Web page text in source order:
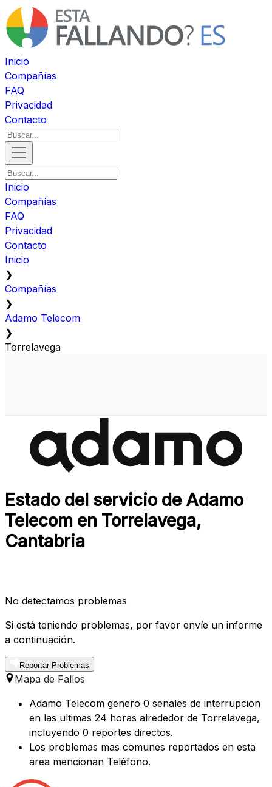
Inicio
Compañías
FAQ
Privacidad
Contacto
Inicio
Compañías
FAQ
Privacidad
Contacto
Inicio
❯
Compañías
❯
Adamo Telecom
❯
Torrelavega
Estado del servicio de Adamo
Telecom en Torrelavega,
Cantabria
No detectamos problemas
Si está teniendo problemas, por favor envíe un informe
a continuación.
Reportar Problemas
Mapa de Fallos
Adamo Telecom genero 0 senales de interrupcion
en las ultimas 24 horas alrededor de Torrelavega,
incluyendo 0 reportes directos.
Los problemas mas comunes reportados en esta
area mencionan Teléfono.